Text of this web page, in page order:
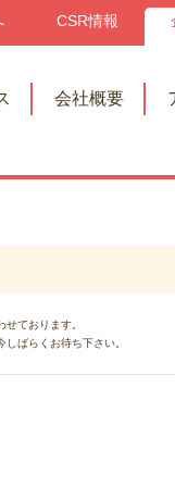
CSR情報
会社概要
ております。
ばらくお待ち下さい。